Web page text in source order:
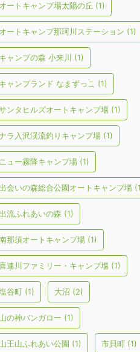
オートキャンプ場太陽の丘 (1)
オートキャンプ那珂川ステーション (1)
キャンプの森 小来川 (1)
キャンプランド なまずっこ (1)
ンタヒルズオートキャンプ場 (1)
ラ入沢渓流釣りキャンプ場 (1)
ニュー霧降キャンプ場 (1)
会いの森総合公園オートキャンプ場
流ふれあいの森 (1)
那須オートキャンプ場 (1)
連川ファミリー・キャンプ場 (1)
谷町 (1) 大沼 (2)
山の神バンガロー (1)
山王山ふれあい公園 (1) 市貝町 (1)